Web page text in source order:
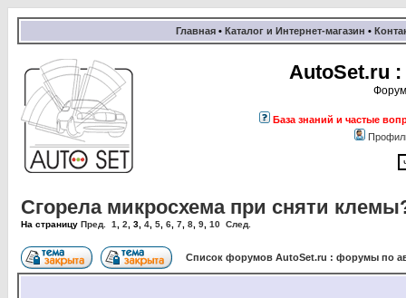
Главная • Каталог и Интернет-магазин •
AutoSet.ru
База знаний и частые
Сгорела микросхема при сняти
На страницу Пред. 1 2 3 4 5 6 7 8 9 10 След.
Список форумов AutoSet.ru : форумы по